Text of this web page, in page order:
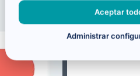
Aceptar
Administrar